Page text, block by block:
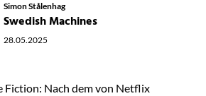
Simon Stålenhag
Swedish Machines
28.05.2025
Fiction: Nach dem von Netflix